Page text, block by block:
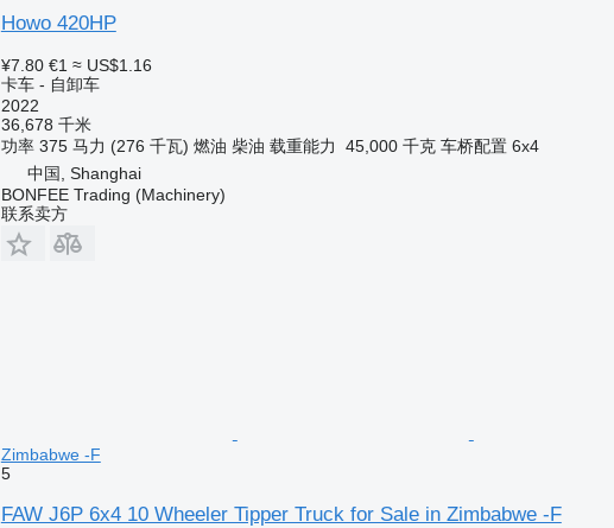
Howo 420HP
¥7.80 €1 ≈ US$1.16
卡车 - 自卸车
2022
36,678 千米
功率 375 马力 (276 千瓦) 燃油 柴油 载重能力 45,000 千克 车桥配置 6x4
中国, Shanghai
BONFEE Trading (Machinery)
联系卖方
Zimbabwe -F
5
FAW J6P 6x4 10 Wheeler Tipper Truck for Sale in Zimbabwe -F